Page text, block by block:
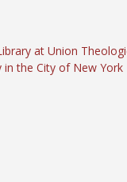
at Union
in the City of New York